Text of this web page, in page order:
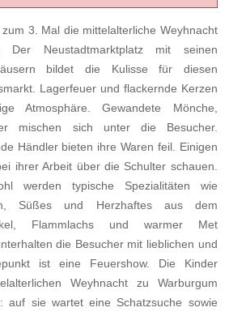
3. Mal die mittelalterliche Weyhnacht
Der Neustadtmarktplatz mit seinen
bildet die Kulisse für diesen
Lagerfeuer und flackernde Kerzen
Atmosphäre. Gewandete Mönche,
mischen sich unter die Besucher.
Händler bieten ihre Waren feil. Einigen
ihrer Arbeit über die Schulter schauen.
werden typische Spezialitäten wie
Süßes und Herzhaftes aus dem
Flammlachs und warmer Met
die Besucher mit lieblichen und
ist eine Feuershow. Die Kinder
Weyhnacht zu Warburgum
auf sie wartet eine Schatzsuche sowie